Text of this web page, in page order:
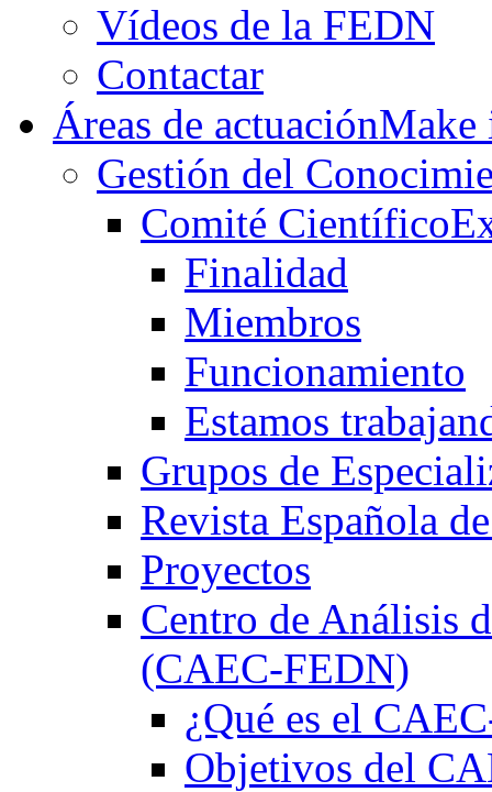
Vídeos de la FEDN
Contactar
Áreas de actuación
Gestión del
Comité Científico
Finalidad
Miembros
Funcionamiento
Estamos
Grupos de
Revista Española
Proyectos
Centro de Análisis
(CAEC-FEDN)
¿Qué es el
Objetivos del